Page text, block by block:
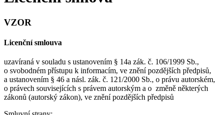
VZOR
Licenční smlouva
uzavíraná v souladu s ustanovením § 14a zák. č. 106/1999 Sb.,
o svobodném přístupu k informacím, ve znění pozdějších předpisů,
a ustanovením § 46 a násl. zák. č. 121/2000 Sb., o právu autorském,
o právech souvisejících s právem autorským a o změně některých
zákonů (autorský zákon), ve znění pozdějších předpisů